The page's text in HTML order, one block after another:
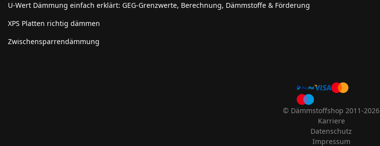
U-Wert Dämmung einfach erklärt: GEG-Grenzwerte, Berechnung, Dämmstoffe & Förderung
XPS Platten richtig dämmen
Zwischensparrendämmung
© Dämmstoffshop 2011-2026
Karriere
Datenschutz
Impressum